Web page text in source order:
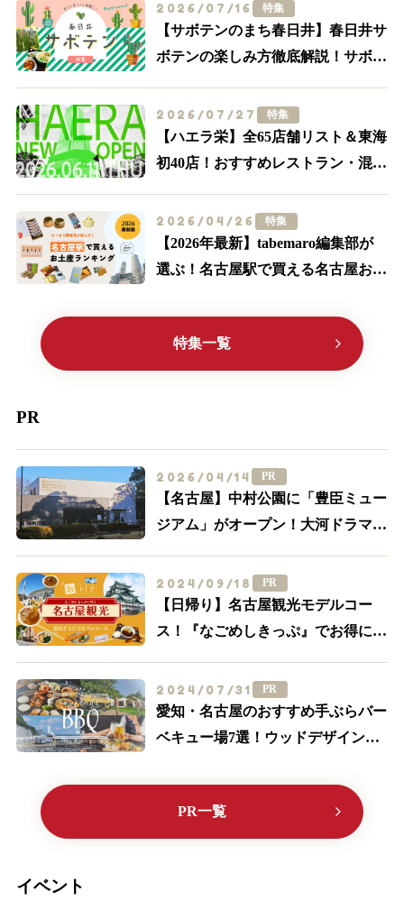
2026/07/16 特集
【サボテンのまち春日井】春日井サ
ボテンの楽しみ方徹底解説！サボテ
買う・体験する】
2026/07/27 特集
【ハエラ栄】全65店舗リスト＆東海
初40店！おすすめレストラン・混
2026/04/26 特集
【2026年最新】tabemaro編集部が
選ぶ！名古屋駅で買える名古屋お土
特集一覧
PR
2026/04/14 PR
【名古屋】中村公園に「豊臣ミュー
ジアム」がオープン！大河ドラマ
トを一挙紹介
2024/09/18 PR
【日帰り】名古屋観光モデルコー
ス！『なごめしきっぷ』でお得にグ
2024/07/31 PR
愛知・名古屋のおすすめ手ぶらバー
ベキュー場7選！ウッドデザインパ
PR一覧
イベント